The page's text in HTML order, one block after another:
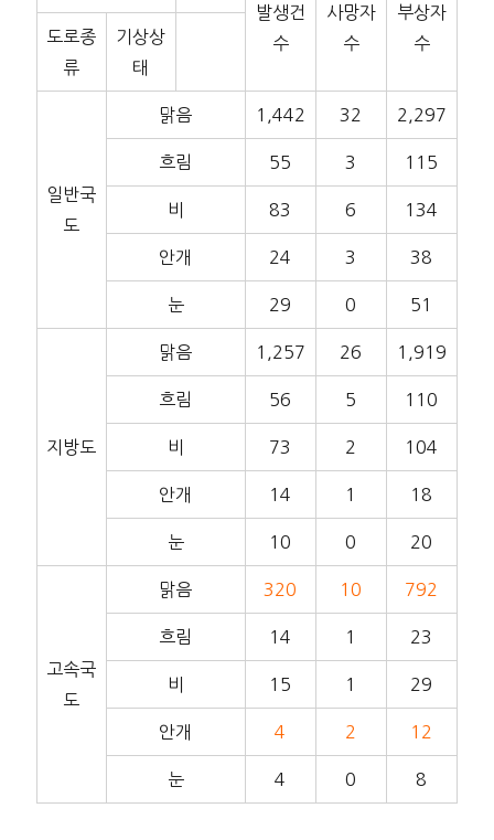
발생건
수
사망자
수
부상자
수
도로종
류
기상상
태
일반국
도
맑음 1,442 32 2,297
흐림 55 3 115
비 83 6 134
안개 24 3 38
눈 29 0 51
지방도
맑음 1,257 26 1,919
흐림 56 5 110
비 73 2 104
안개 14 1 18
눈 10 0 20
고속국
도
맑음 320 10 792
흐림 14 1 23
비 15 1 29
안개 4 2 12
눈 4 0 8